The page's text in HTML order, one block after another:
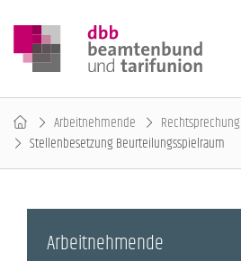
Arbeitnehmende Rechtsprechung
Stellenbesetzung Beurteilungsspielraum
Arbeitnehmende